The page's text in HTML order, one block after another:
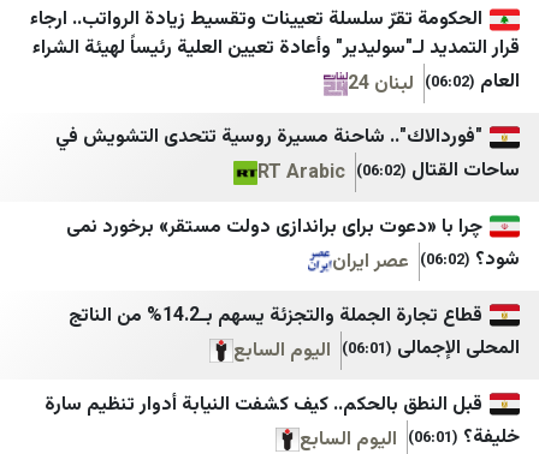
الأفضل نيوز
ZNN
BelleBeirut
نداء الوطن
مستقبل ويب
Good-Press
Haber3
Haberler
تقرّ سلسلة تعيينات وتقسيط زيادة الرواتب.. ارجاء
وأعادة تعيين العلية رئيساً لهيئة الشراء
لبنان 24
شاحنة مسيرة روسية تتحدى التشويش في
(06:02)
RT Arabic
برای براندازی دولت مستقر» برخورد نمی
عصر ایران
قطاع تجارة الجملة والتجزئة يسهم بـ14.2% من الناتج
(06:01)
اليوم السابع
بالحكم.. كيف كشفت النيابة أدوار تنظيم سارة
اليوم السابع